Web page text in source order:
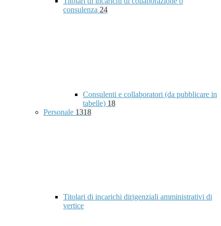
consulenza 24
Consulenti e collaboratori (da pubblicare in
tabelle) 18
Personale 1318
Titolari di incarichi dirigenziali amministrativi di
vertice